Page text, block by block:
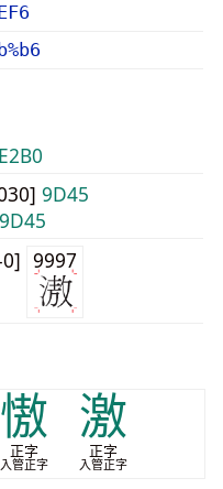
E2B0
9D45
9D45
9997
慠
正字
入管正字
激
正字
入管正字